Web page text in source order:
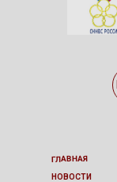
ГЛАВНАЯ
НОВОСТИ